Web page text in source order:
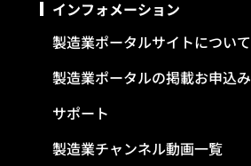
インフォメーション
製造業ポータルサイトについて
製造業ポータルの掲載お申込み
サポート
製造業チャンネル動画一覧